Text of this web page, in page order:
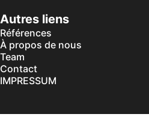
Autres liens
Références
À propos de nous
Team
Contact
IMPRESSUM